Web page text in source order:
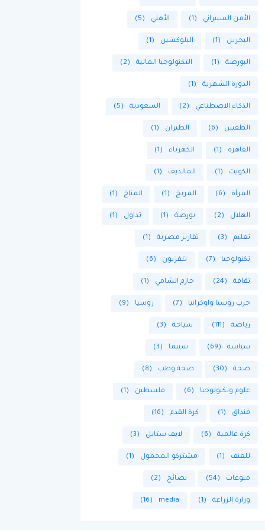
الأمن السيبراني (1) الأهلي (5)
البحرين (1) البلوكشين (1)
البورصة (1) التكنولوجيا المالية (2)
الدورة الشهرية (1)
الذكاء الاصطناعي (2) السعودية (5)
الطقس (6) الطيران (1)
القاهرة (1) الكهرباء (1)
الكويت (1) المالديف (1)
المرأة (6) المريخ (1) المناخ (1)
الهلال (2) بورصة (1) تداول (1)
تعليم (3) تقارير مصرية (1)
تكنولوجيا (7) تلفزيون (6)
ثقافة (24) حازم الشامي (1)
حرب روسيا واوكرانيا (7) روسيا (9)
رياضة (111) سياحة (3)
سياسة (69) سينما (3)
صحة (30) صحة وطب (8)
علوم وتكنولوجيا (6) فلسطين (1)
فنداق (1) كرة القدم (16)
كرة عالمية (6) لايف ستايل (3)
للعنف (1) مشتركو المحمول (1)
منوعات (54) نصائح (2)
وزارة الزراعة (1)
media
(16)